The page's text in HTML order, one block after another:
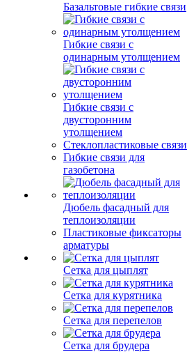
Базальтовые гибкие связи
Гибкие связи с
одинарным утолщением
Гибкие связи с
двусторонним
утолщением
Стеклопластиковые связи
Гибкие связи для
газобетона
Дюбель фасадный для
теплоизоляции
Пластиковые фиксаторы
арматуры
Сетка для цыплят
Сетка для курятника
Сетка для перепелов
Сетка для брудера